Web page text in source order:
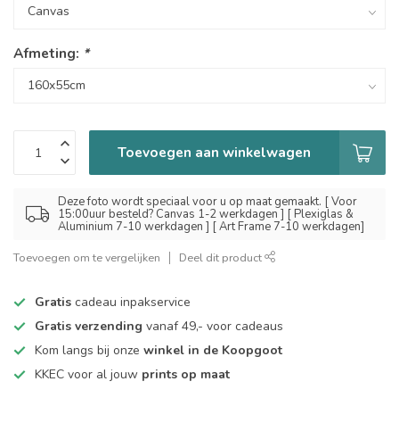
Afmeting: *
Toevoegen aan winkelwagen
Deze foto wordt speciaal voor u op maat gemaakt. [ Voor
15:00uur besteld? Canvas 1-2 werkdagen ] [ Plexiglas &
Aluminium 7-10 werkdagen ] [ Art Frame 7-10 werkdagen]
Toevoegen om te vergelijken Deel dit product
Gratis cadeau inpakservice
Gratis verzending vanaf 49,- voor cadeaus
Kom langs bij onze winkel in de Koopgoot
KKEC voor al jouw prints op maat